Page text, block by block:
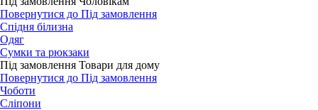
Повернутися до Під замовлення
Спідня білизна
Одяг
Сумки та рюкзаки
Під замовлення Товари для дому
Повернутися до Під замовлення
Чоботи
Сліпони